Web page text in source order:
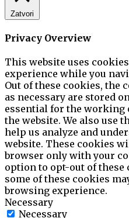
Zatvori
Privacy Overview
This website uses
experience while you
Out of these cookies, the
as necessary are stored
essential for the working
the website. We also use
help us analyze and
website. These cookies
browser only with your
option to opt-out of these
some of these cookies
browsing experience.
Necessary
Necessary